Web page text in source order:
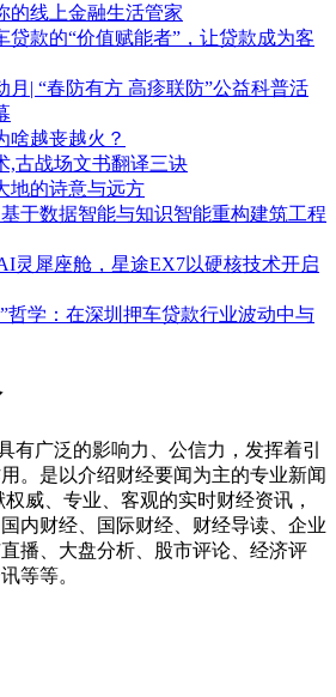
的线上金融生活管家
贷款的“价值赋能者”，让贷款成为客
月| “春防有方 高疹联防”公益科普活
啥越丧越火？
,古战场文书翻译三诀
地的诗意与远方
于数据智能与知识智能重构建筑工程
灵犀座舱，星途EX7以硬核技术开启
哲学：在深圳押车贷款行业波动中与
有广泛的影响力、公信力，发挥着引
。是以介绍财经要闻为主的专业新闻
威、专业、客观的实时财经资讯，
内财经、国际财经、财经导读、企业
播、大盘分析、股市评论、经济评
等等。